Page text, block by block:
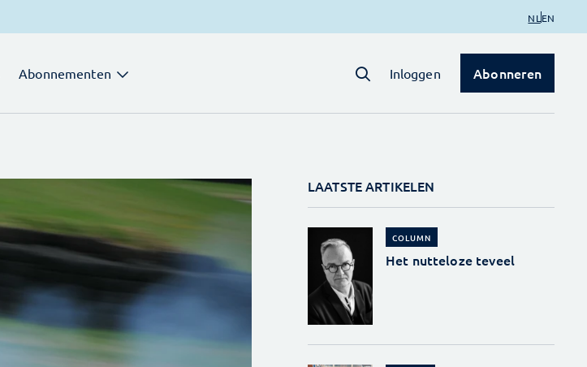
NL EN
Abonnementen Inloggen Abonneren
LAATSTE ARTIKELEN
COLUMN
Het nutteloze teveel